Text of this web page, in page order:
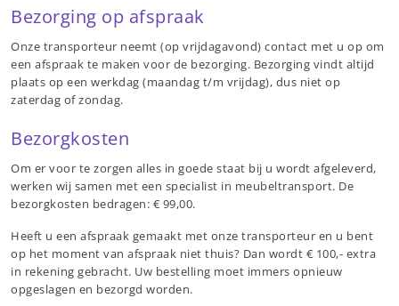
Bezorging op afspraak
Onze transporteur neemt (op vrijdagavond) contact met u op om
een afspraak te maken voor de bezorging. Bezorging vindt altijd
plaats op een werkdag (maandag t/m vrijdag), dus niet op
zaterdag of zondag.
Bezorgkosten
Om er voor te zorgen alles in goede staat bij u wordt afgeleverd,
werken wij samen met een specialist in meubeltransport. De
bezorgkosten bedragen: € 99,00.
Heeft u een afspraak gemaakt met onze transporteur en u bent
op het moment van afspraak niet thuis? Dan wordt € 100,- extra
in rekening gebracht. Uw bestelling moet immers opnieuw
opgeslagen en bezorgd worden.